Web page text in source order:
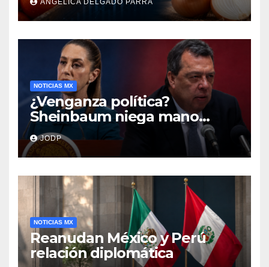
encarecen
ANGÉLICA DELGADO PARRA
NOTICIAS MX
¿Venganza política?
Sheinbaum niega mano
negra en captura de Ángel
Aguirre
JODP
NOTICIAS MX
Reanudan México y Perú
relación diplomática